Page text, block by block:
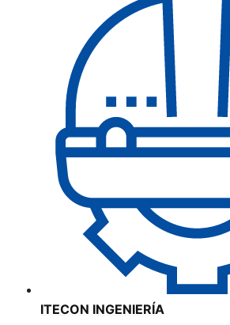
ITECON INGENIERÍA